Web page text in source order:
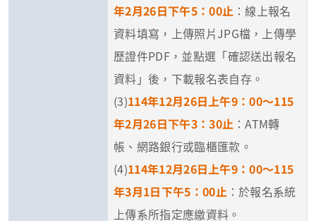
年2月26日下午5：00止 ：線上報名
資料填寫，上傳照片JPG檔，上傳學
歷證件PDF，並點選「確認送出報名
資料」後，下載報名表自存。
(3)114年12月26日上午9：00～115
年2月26日下午3：30止 ：ATM轉
帳、網路銀行或臨櫃匯款。
(4)114年12月26日上午9：00～115
年3月1日下午5：00止：於報名系統
上傳系所指定應繳資料。